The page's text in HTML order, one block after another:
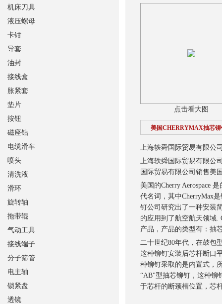
点击看大图
美国CHERRYMAX抽芯铆
上海轶舜国际贸易有限公
上海轶舜国际贸易有限公
国际贸易有限公司销售美
美国的Cherry Aerospace
代名词，其中CherryMax
钉公司研究出了一种安装
的应用到了航空航天领域.
产品，产品的类型有：抽
二十世纪80年代，在鼓包
这种铆钉安装后芯杆断口
种铆钉采取的是内置式，
“AB"型抽芯铆钉，这种铆
于芯杆的断颈槽位置，芯
机床刀具
液压螺母
卡钳
导套
油封
接线盒
胀紧套
垫片
按钮
磁座钻
电缆滑车
喷头
清洗液
滑环
旋转轴
拖带辊
气动工具
接线端子
分子筛管
电主轴
锁紧盘
透镜